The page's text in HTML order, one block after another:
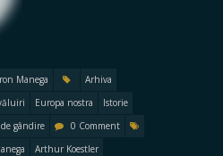
Manega
Arhiva
Europa nostra
Istorie
gândire
0 Comment
Arthur Koestler